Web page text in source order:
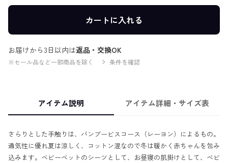
カートに入れる
お届けから3日以内は返品・交換OK
※セール品など一部商品を除く 条件を確認
アイテム説明 アイテム詳細・サイズ表
さらりとした手触りは、バンブービスコース（レーヨン）によるもの。
通気性に優れ夏は涼しく、コットン混なので冬は暖かく赤ちゃんを包み
込みます。ベビーベットのシーツとして、お昼寝の肌掛けとして、ベビ